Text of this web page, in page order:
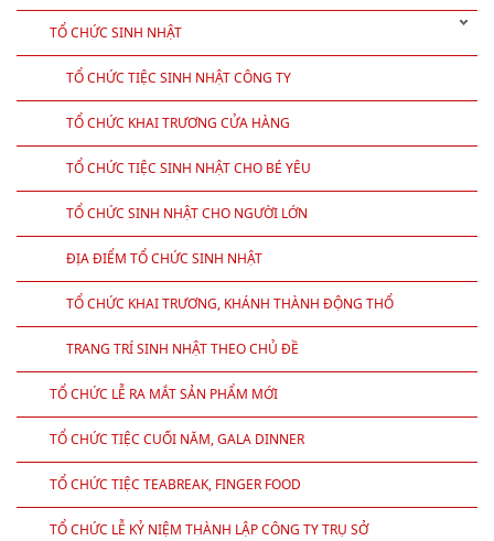
TỔ CHỨC SINH NHẬT
TỔ CHỨC TIỆC SINH NHẬT CÔNG TY
TỔ CHỨC KHAI TRƯƠNG CỬA HÀNG
TỔ CHỨC TIỆC SINH NHẬT CHO BÉ YÊU
TỔ CHỨC SINH NHẬT CHO NGƯỜI LỚN
ĐỊA ĐIỂM TỔ CHỨC SINH NHẬT
TỔ CHỨC KHAI TRƯƠNG, KHÁNH THÀNH ĐỘNG THỔ
TRANG TRÍ SINH NHẬT THEO CHỦ ĐỀ
TỔ CHỨC LỄ RA MẮT SẢN PHẨM MỚI
TỔ CHỨC TIỆC CUỐI NĂM, GALA DINNER
TỔ CHỨC TIỆC TEABREAK, FINGER FOOD
TỔ CHỨC LỄ KỶ NIỆM THÀNH LẬP CÔNG TY TRỤ SỞ